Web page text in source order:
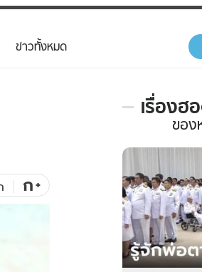
บันเทิงครบรส
ดูทีวี
WeTV
ข่าวทั้งหมด
ก+
เรื่องฮ
เรื่อง
ใน
สัปดาห์
ของ
หมวด
การเมือง
ของ